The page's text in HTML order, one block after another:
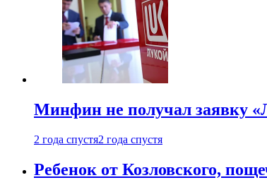
Минфин не получал заявку
2 года спустя2 года спустя
Ребенок от Козловского,